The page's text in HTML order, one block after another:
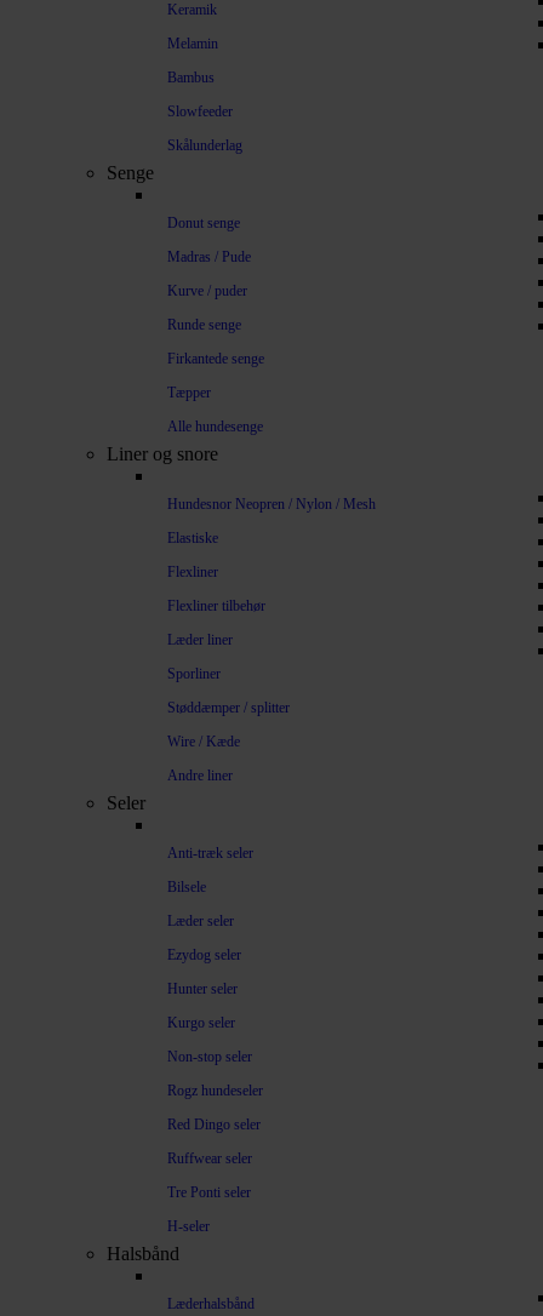
Keramik
Melamin
Bambus
Slowfeeder
Skålunderlag
Senge
Donut senge
Madras / Pude
Kurve / puder
Runde senge
Firkantede senge
Tæpper
Alle hundesenge
Liner og snore
Hundesnor Neopren / Nylon / Mesh
Elastiske
Flexliner
Flexliner tilbehør
Læder liner
Sporliner
Støddæmper / splitter
Wire / Kæde
Andre liner
Seler
Anti-træk seler
Bilsele
Læder seler
Ezydog seler
Hunter seler
Kurgo seler
Non-stop seler
Rogz hundeseler
Red Dingo seler
Ruffwear seler
Tre Ponti seler
H-seler
Halsbånd
Læderhalsbånd